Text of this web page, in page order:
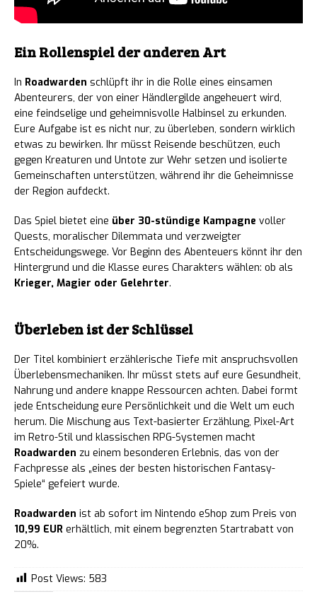
Ein Rollenspiel der anderen Art
In Roadwarden schlüpft ihr in die Rolle eines einsamen
Abenteurers, der von einer Händlergilde angeheuert wird,
eine feindselige und geheimnisvolle Halbinsel zu erkunden.
Eure Aufgabe ist es nicht nur, zu überleben, sondern wirklich
etwas zu bewirken. Ihr müsst Reisende beschützen, euch
gegen Kreaturen und Untote zur Wehr setzen und isolierte
Gemeinschaften unterstützen, während ihr die Geheimnisse
der Region aufdeckt.
Das Spiel bietet eine über 30-stündige Kampagne voller
Quests, moralischer Dilemmata und verzweigter
Entscheidungswege. Vor Beginn des Abenteuers könnt ihr den
Hintergrund und die Klasse eures Charakters wählen: ob als
Krieger, Magier oder Gelehrter.
Überleben ist der Schlüssel
Der Titel kombiniert erzählerische Tiefe mit anspruchsvollen
Überlebensmechaniken. Ihr müsst stets auf eure Gesundheit,
Nahrung und andere knappe Ressourcen achten. Dabei formt
jede Entscheidung eure Persönlichkeit und die Welt um euch
herum. Die Mischung aus Text-basierter Erzählung, Pixel-Art
im Retro-Stil und klassischen RPG-Systemen macht
Roadwarden zu einem besonderen Erlebnis, das von der
Fachpresse als „eines der besten historischen Fantasy-
Spiele“ gefeiert wurde.
Roadwarden ist ab sofort im Nintendo eShop zum Preis von
10,99 EUR erhältlich, mit einem begrenzten Startrabatt von
20%.
Post Views: 583